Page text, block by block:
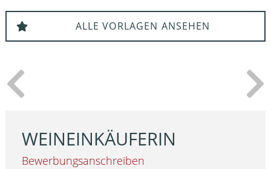
ALLE VORLAGEN ANSEHEN
WEINEINKÄUFERIN
Bewerbungsanschreiben